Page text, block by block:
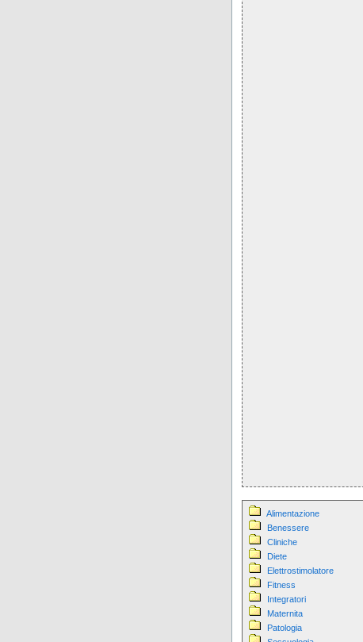
Alimentazione
Benessere
Cliniche
Diete
Elettrostimolatore
Fitness
Integratori
Maternita
Patologia